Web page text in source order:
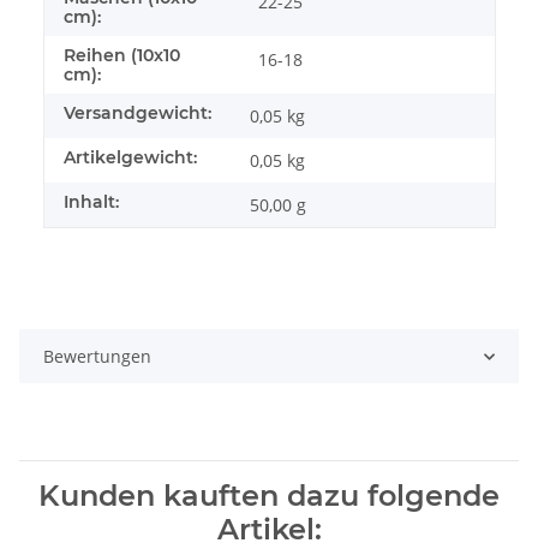
cm):
Reihen (10x10
cm):
16-18
Versandgewicht: 0,05 kg
Artikelgewicht: 0,05 kg
Inhalt: 50,00 g
Bewertungen
Kunden kauften dazu folgende
Artikel: